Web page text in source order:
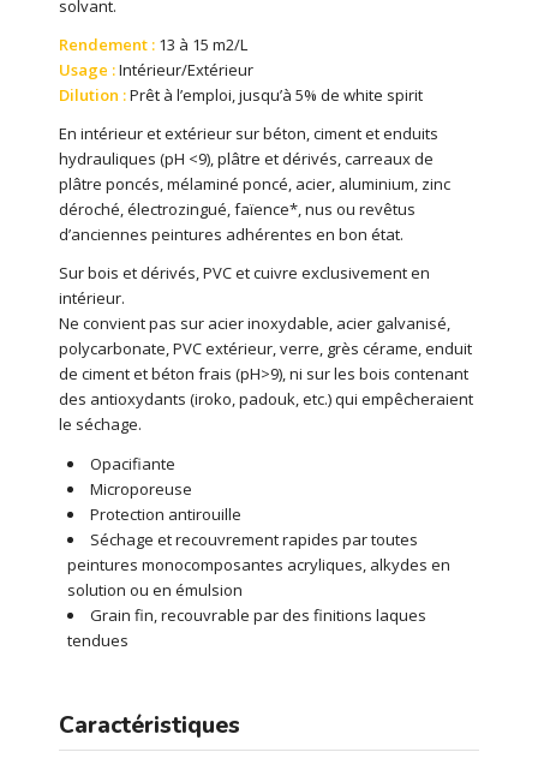
solvant.
Rendement :13 à 15 m2/L
Usage :Intérieur/Extérieur
Dilution :Prêt à l’emploi, jusqu’à 5% de white spirit
En intérieur et extérieur sur béton, ciment et enduits
hydrauliques (pH <9), plâtre et dérivés, carreaux de
plâtre poncés, mélaminé poncé, acier, aluminium, zinc
déroché, électrozingué, faïence*, nus ou revêtus
d’anciennes peintures adhérentes en bon état.
Sur bois et dérivés, PVC et cuivre exclusivement en
intérieur.
Ne convient pas sur acier inoxydable, acier galvanisé,
polycarbonate, PVC extérieur, verre, grès cérame, enduit
de ciment et béton frais (pH>9), ni sur les bois contenant
des antioxydants (iroko, padouk, etc.) qui empêcheraient
le séchage.
Opacifiante
Microporeuse
Protection antirouille
Séchage et recouvrement rapides par toutes
peintures monocomposantes acryliques, alkydes en
solution ou en émulsion
Grain fin, recouvrable par des finitions laques
tendues
Caractéristiques